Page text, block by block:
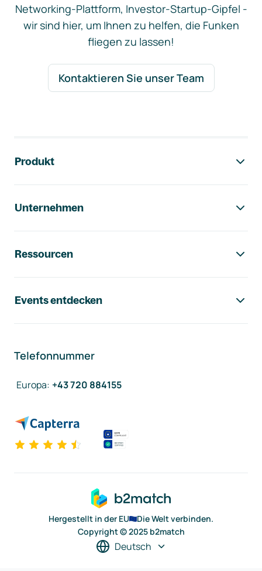
Networking-Plattform, Investor-Startup-Gipfel -
wir sind hier, um Ihnen zu helfen, die Funken
fliegen zu lassen!
Kontaktieren Sie unser Team
Produkt
Unternehmen
Ressourcen
Events entdecken
Telefonnummer
Europa: +43 720 884155
Hergestellt in der EU
Die Welt verbinden.
Copyright © 2025 b2match
Deutsch